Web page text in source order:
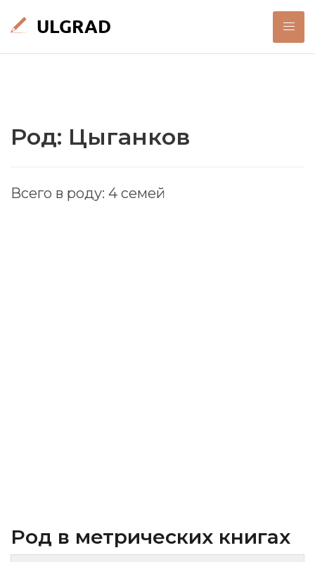
Род: Цыганков
Всего в роду: 4 семей
Род в метрических книгах